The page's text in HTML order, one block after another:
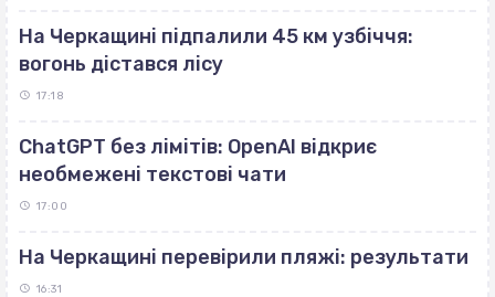
На Черкащині підпалили 45 км узбіччя:
вогонь дістався лісу
17:18
ChatGPT без лімітів: OpenAI відкриє
необмежені текстові чати
17:00
На Черкащині перевірили пляжі: результати
16:31